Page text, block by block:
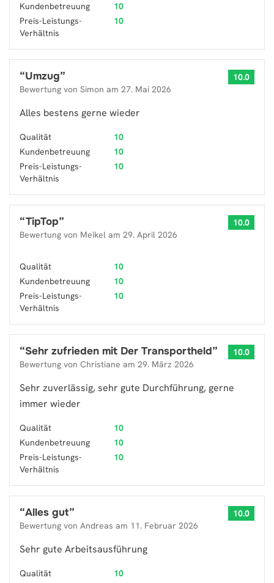
Kundenbetreuung
10
Preis-Leistungs-
Verhältnis
10
“Umzug”
Bewertung von Simon am 27. Mai 2026
10.0
Alles bestens gerne wieder
Qualität
10
Kundenbetreuung
10
Preis-Leistungs-
Verhältnis
10
“TipTop”
Bewertung von Meikel am 29. April 2026
10.0
Qualität
10
Kundenbetreuung
10
Preis-Leistungs-
Verhältnis
10
“Sehr zufrieden mit Der Transportheld”
Bewertung von Christiane am 29. März 2026
10.0
Sehr zuverlässig, sehr gute Durchführung, gerne
immer wieder
Qualität
10
Kundenbetreuung
10
Preis-Leistungs-
Verhältnis
10
“Alles gut”
Bewertung von Andreas am 11. Februar 2026
10.0
Sehr gute Arbeitsausführung
Qualität
10